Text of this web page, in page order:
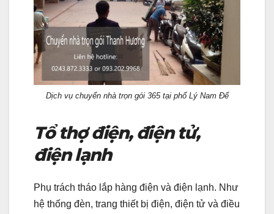
Dịch vụ chuyển nhà trọn gói 365 tại phố Lý Nam Đế
Tổ thợ điện, điện tử,
điện lạnh
Phụ trách tháo lắp hàng điện và điện lạnh. Như
hệ thống đèn, trang thiết bị điện, điện tử và điều